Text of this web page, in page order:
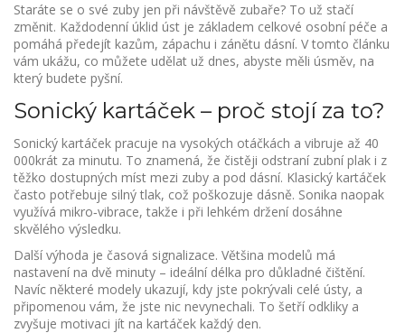
Staráte se o své zuby jen při návštěvě zubaře? To už stačí
změnit. Každodenní úklid úst je základem celkové osobní péče a
pomáhá předejít kazům, zápachu i zánětu dásní. V tomto článku
vám ukážu, co můžete udělat už dnes, abyste měli úsměv, na
který budete pyšní.
Sonický kartáček – proč stojí za to?
Sonický kartáček pracuje na vysokých otáčkách a vibruje až 40
000krát za minutu. To znamená, že čistěji odstraní zubní plak i z
těžko dostupných míst mezi zuby a pod dásní. Klasický kartáček
často potřebuje silný tlak, což poškozuje dásně. Sonika naopak
využívá mikro‑vibrace, takže i při lehkém držení dosáhne
skvělého výsledku.
Další výhoda je časová signalizace. Většina modelů má
nastavení na dvě minuty – ideální délka pro důkladné čištění.
Navíc některé modely ukazují, kdy jste pokrývali celé ústy, a
připomenou vám, že jste nic nevynechali. To šetří odkliky a
zvyšuje motivaci jít na kartáček každý den.